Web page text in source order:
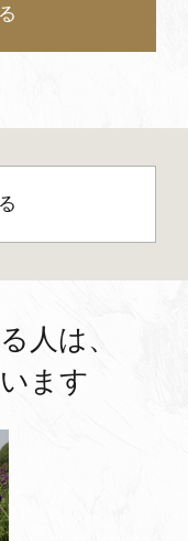
人は、
ます